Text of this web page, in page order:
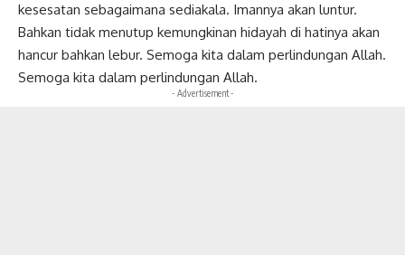
kesesatan sebagaimana sediakala. Imannya akan luntur.
Bahkan tidak menutup kemungkinan hidayah di hatinya akan
hancur bahkan lebur. Semoga kita dalam perlindungan Allah.
Semoga kita dalam perlindungan Allah.
- Advertisement -